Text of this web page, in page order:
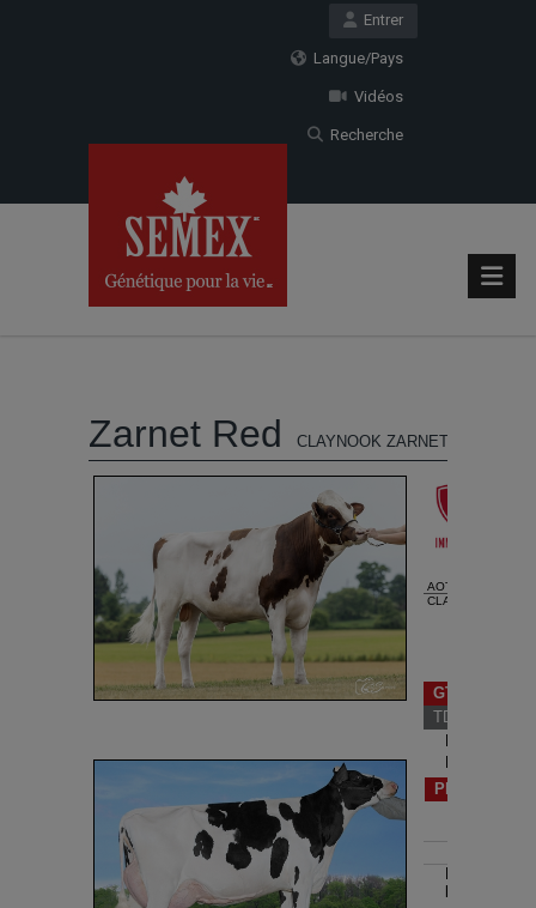
Entrer
Langue/Pays
Vidéos
Recherche